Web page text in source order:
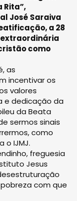
Rita”,
José Saraiva
a 28
extraordinária
como
as
incentivar os
valores
e dedicação da
da Beata
sermos sinais
como
o IJMJ.
freguesia
Jesus
com que